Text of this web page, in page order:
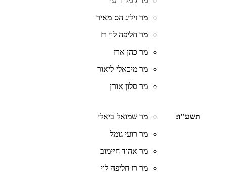
מר זיליג הס מאיר
מר חליפה לוי רז
מר כהן ארז
מר מיכאלי ליאור
מר סלון אורן
תשע"ו:
מר שמואל ביאלי
מר רועי גומל
מר אהוד חיימוב
מר רז חליפה לוי